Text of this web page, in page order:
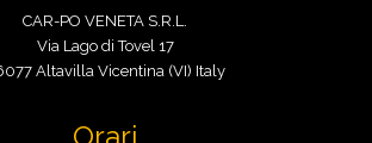
CAR-PO VENETA S.R.L.
Via Lago di Tovel 17
Altavilla Vicentina (VI) Italy